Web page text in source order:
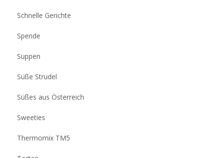
Schnelle Gerichte
Spende
Suppen
Süße Strudel
Süßes aus Österreich
Sweeties
Thermomix TM5